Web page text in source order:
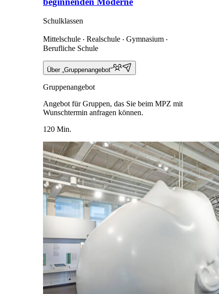
Schulklassen
Mittelschule ‧ Realschule ‧ Gymnasium ‧
Berufliche Schule
Über „Gruppenangebot“
Gruppenangebot
Angebot für Gruppen, das Sie beim MPZ mit
Wunschtermin anfragen können.
120 Min.